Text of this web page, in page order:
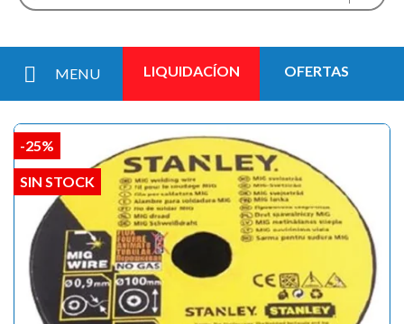
MENU LIQUIDACÍON OFERTAS
-25%
SIN STOCK